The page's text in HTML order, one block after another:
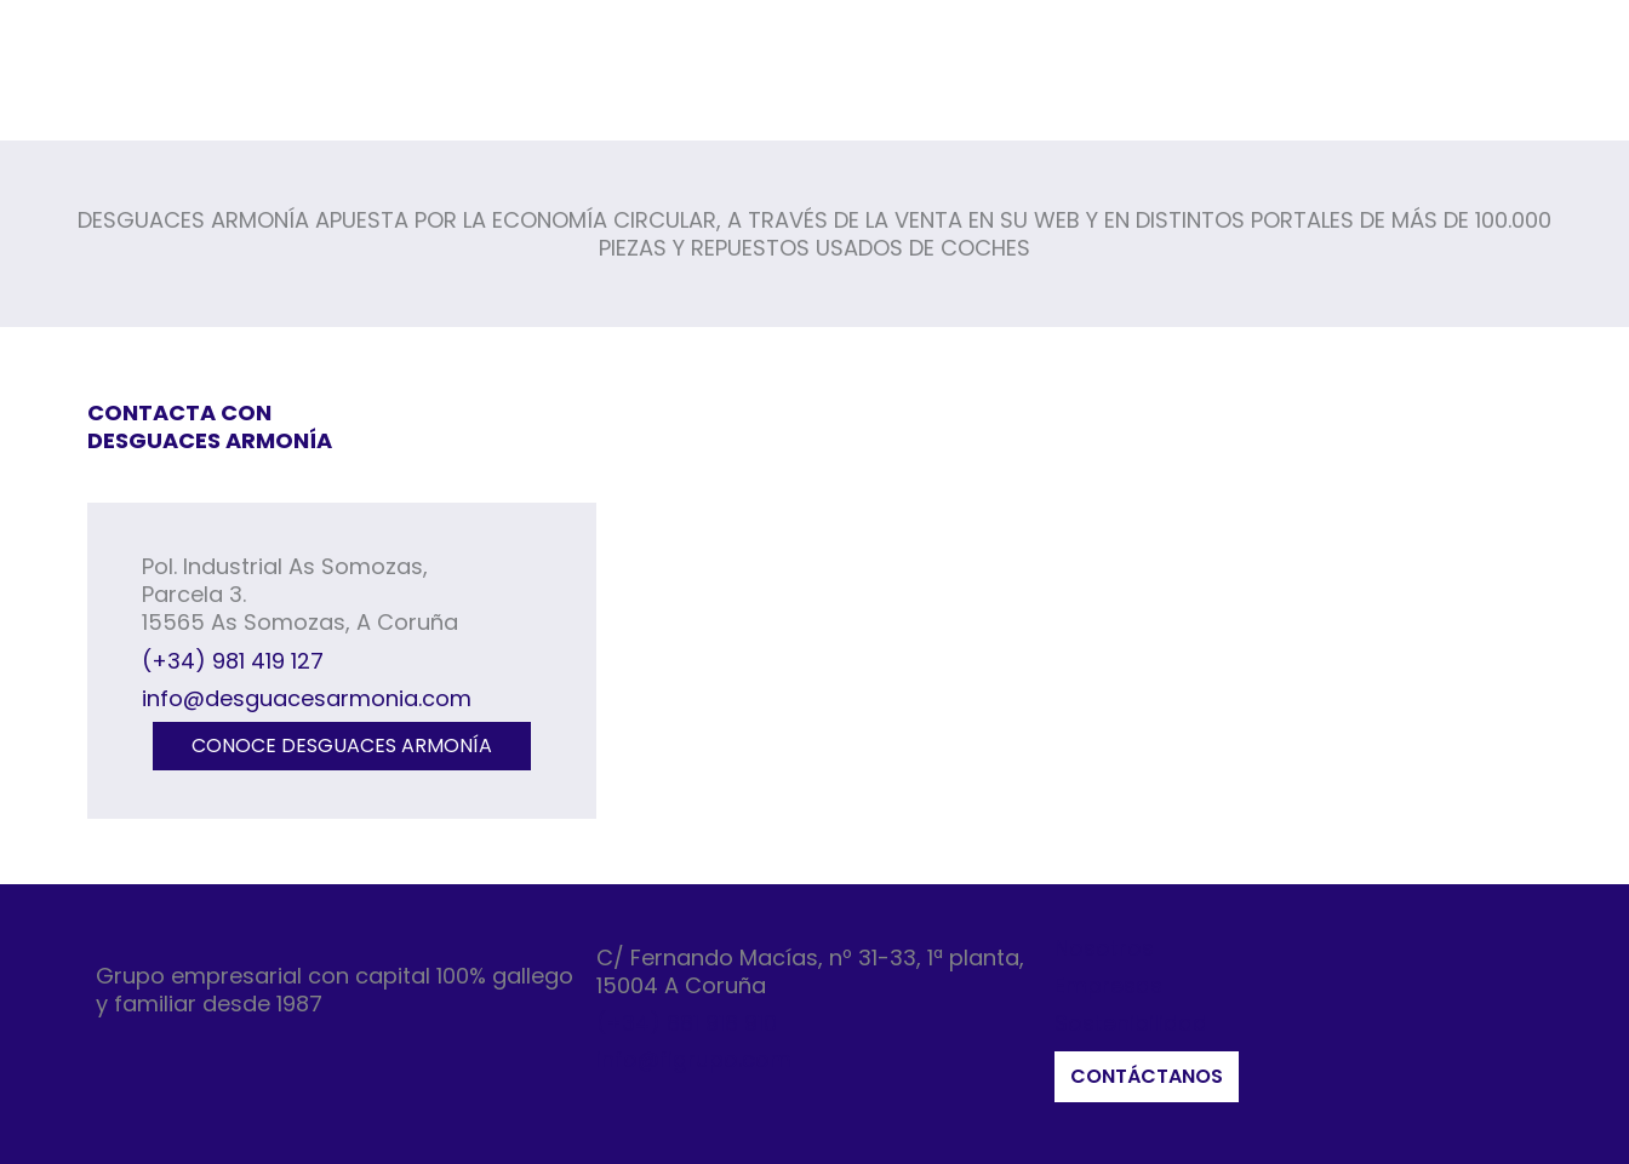
DESGUACES ARMONÍA APUESTA POR LA ECONOMÍA CIRCULAR, A TRAVÉS DE LA VENTA EN SU WEB Y EN DISTINTOS PORTALES DE MÁS DE 100.000
PIEZAS Y REPUESTOS USADOS DE COCHES
CONTACTA CON
DESGUACES ARMONÍA
Pol. Industrial As Somozas,
Parcela 3.
15565 As Somozas, A Coruña
(+34) 981 419 127
info@desguacesarmonia.com
CONOCE DESGUACES ARMONÍA
Grupo empresarial con capital 100% gallego
y familiar desde 1987
C/ Fernando Macías, nº 31-33, 1ª planta,
15004 A Coruña
CONTÁCTANOS